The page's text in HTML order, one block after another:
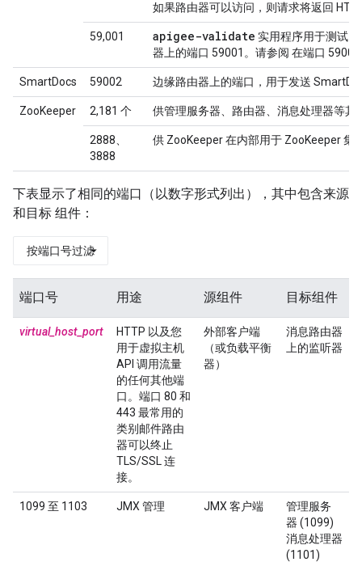
如果路由器可以访问，则请求将返回
59,001 apigee-validate 实用程序用于测试
器上的端口 59001。请参阅 在端口 59001
SmartDocs 59002 边缘路由器上的端口，用于发送
ZooKeeper 2,181 个 供管理服务器、路由器、消息处理器等其
2888、
3888
供 ZooKeeper 在内部用于 ZooKeeper 集
下表显示了相同的端口（以数字形式列出），其中包含来源
和目标 组件：
按端口号过滤
端口号 用途 源组件 目标组件
virtual_host_port
HTTP 以及您
用于虚拟主机
API 调用流量
的任何其他端
口。端口 80 和
443 最常用的
类别邮件路由
器可以终止
TLS/SSL 连
接。
外部客户端
（或负载平衡
器）
消息路由器
上的监听器
1099 至 1103 JMX 管理 JMX 客户端
管理服务
器 (1099)
消息处理器
(1101)